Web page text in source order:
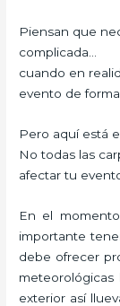
Piensan que
complicada…
cuando en
evento de
Pero aquí está
No todas las
afectar tu
En el
importante
debe ofrecer
exterior así